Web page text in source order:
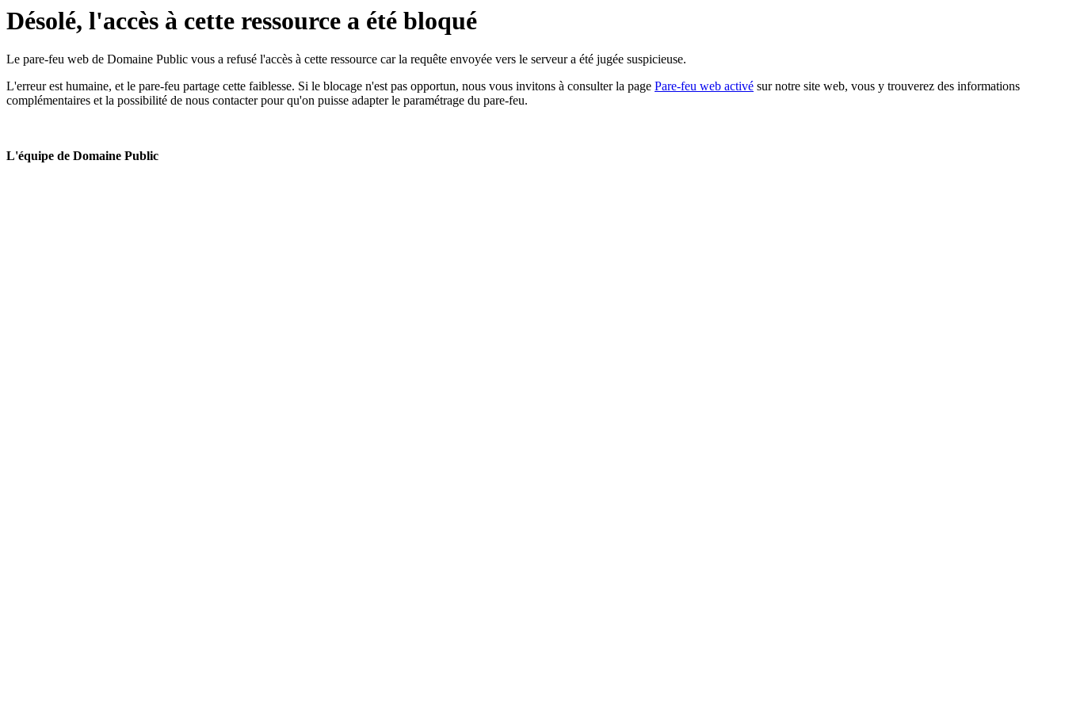
Désolé, l'accès à cette ressource a été bloqué
Le pare-feu web de Domaine Public vous a refusé l'accès à cette ressource car la requête envoyée vers le serveur a été jugée suspicieuse.
L'erreur est humaine, et le pare-feu partage cette faiblesse. Si le blocage n'est pas opportun, nous vous invitons à consulter la page Pare-feu web activé sur notre site web, vous y trouverez des informations
complémentaires et la possibilité de nous contacter pour qu'on puisse adapter le paramétrage du pare-feu.
L'équipe de Domaine Public